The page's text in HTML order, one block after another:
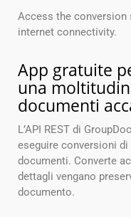
Access the conversion
internet connectivity.
App gratuite
una
documenti
L’API REST di
eseguire conversioni
documenti. Converte
dettagli vengano
documento.